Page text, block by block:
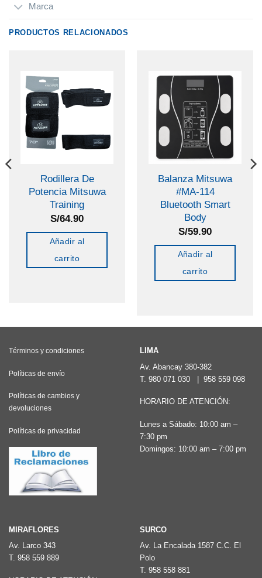
Marca
PRODUCTOS RELACIONADOS
Rodillera De
Potencia Mitsuwa
Training
S/64.90
Añadir al
carrito
Balanza Mitsuwa
#MA-114
Bluetooth Smart
Body
S/59.90
Añadir al
carrito
Términos y condiciones
Políticas de envío
Políticas de cambios y
devoluciones
Políticas de privacidad
LIMA
Av. Abancay 380-382
T. 980 071 030 958 559 098
HORARIO DE ATENCIÓN:
Lunes a Sábado: 10:00 am –
7:30 pm
Domingos: 10:00 am – 7:00 pm
MIRAFLORES
Av. Larco 343
T. 958 559 889
SURCO
Av. La Encalada 1587 C.C. El
Polo
T. 958 558 881